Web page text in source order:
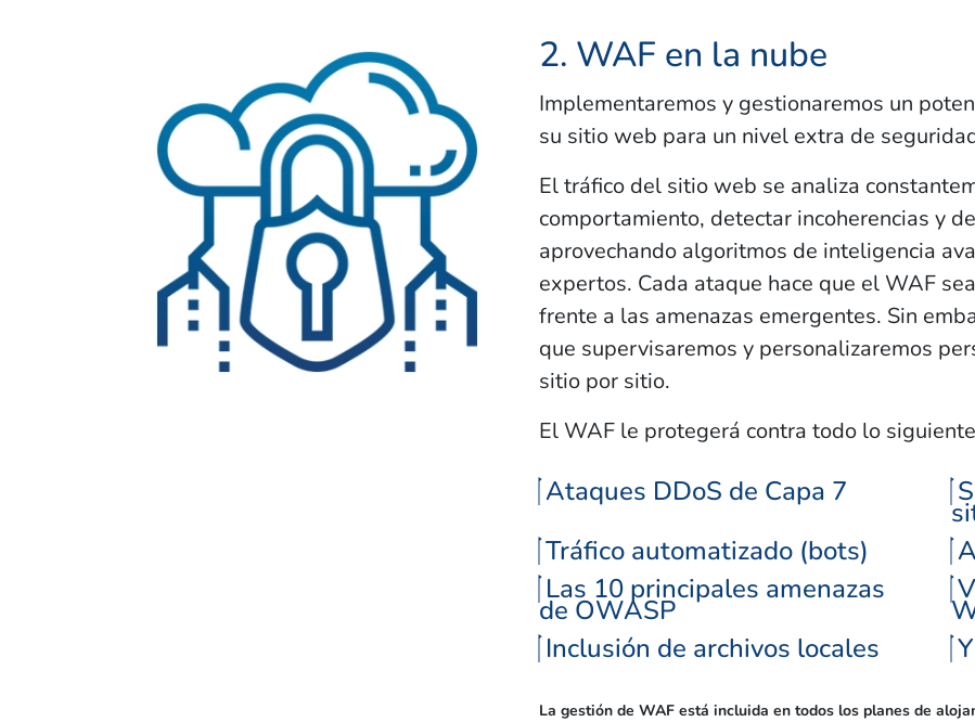
2. WAF en la nube
Implementaremos y gestionaremos un
su sitio web para un nivel extra de
El tráfico del sitio web se analiza
comportamiento, detectar incoherencias y
aprovechando algoritmos de inteligencia
expertos. Cada ataque hace que el WAF
frente a las amenazas emergentes. Sin
que supervisaremos y personalizaremos
sitio por sitio.
El WAF le protegerá contra todo lo
Ataques DDoS de Capa 7
Tráfico automatizado (bots)
Las 10 principales amenazas
de OWASP
Inclusión de archivos locales
Y
La gestión de WAF está incluida en todos los planes de